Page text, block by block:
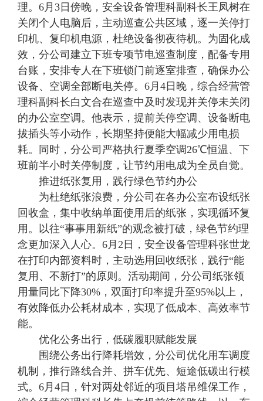
理。6月3日傍晚，安全设备管理科副科长王凤树在
关闭个人电脑后，主动巡查公共区域，逐一关停打
印机、复印机电源，杜绝设备彻夜待机。为固化成
效，分公司建立下班专项节电巡查制度，配备专用
台账，安排专人在下班锁门前逐室排查，确保办公
设备、空调全部断电关停。6月4日晚，综合经营管
理科副科长白文合在巡查中及时发现并关停未关闭
的办公室空调。他表示，提前关停空调、设备断电
拔插头等小动作，长期坚持便能大幅减少用电损
耗。同时，分公司严格执行夏季空调26℃恒温、下
班前半小时关停制度，让节约用电成为全员自觉。
推进纸张复用，践行绿色节约办公
为杜绝纸张浪费，分公司在各办公室布设纸张
回收盒，集中收纳单面使用后的纸张，实现循环复
用。以往“事事用新纸”的观念被打破，绿色节约理
念更加深入人心。6月2日，安全设备管理科张世龙
在打印内部资料时，主动选用回收纸张，践行“能
复用、不新打”的原则。活动期间，分公司纸张领
用量同比下降30%，双面打印率提升至95%以上，
有效降低办公耗材成本，实现了低成本、高效率节
能。
优化公务出行，低碳履职赋能发展
围绕公务出行降耗增效，分公司优化用车调度
机制，推行路线合并、拼车优先、短途低碳出行模
式。6月4日，针对两处邻近的项目塔吊维保工作，